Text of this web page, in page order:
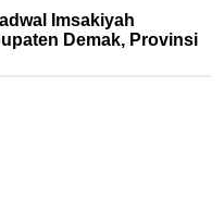
Imsakiyah
Demak, Provinsi